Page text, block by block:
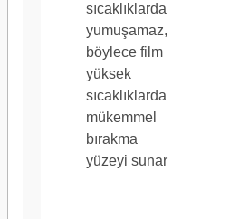
Ürün Rengi
sıcaklıklarda
yumuşamaz,
böylece film
yüksek
sıcaklıklarda
mükemmel
bırakma
yüzeyi sunar